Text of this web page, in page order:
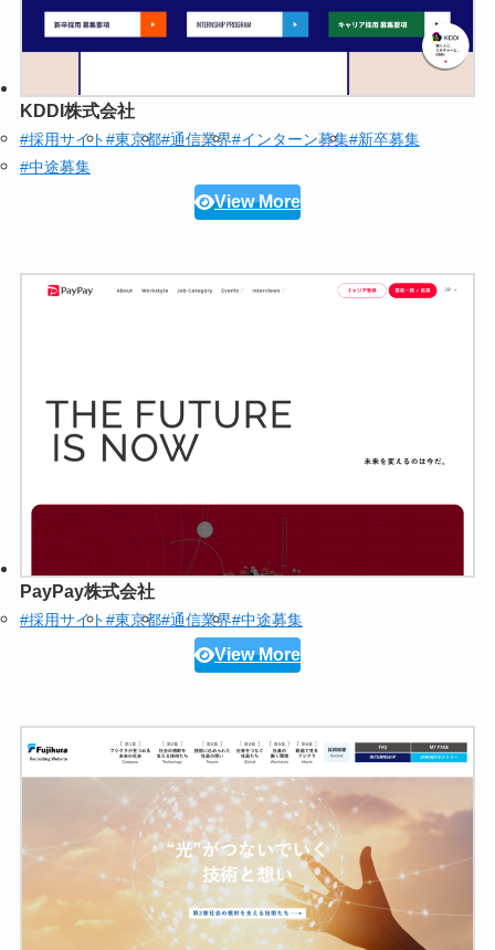
KDDI株式会社
#採用サイト#東京都#通信業界#インターン募集#新卒募集
#中途募集
View More
PayPay株式会社
#採用サイト#東京都#通信業界#中途募集
View More